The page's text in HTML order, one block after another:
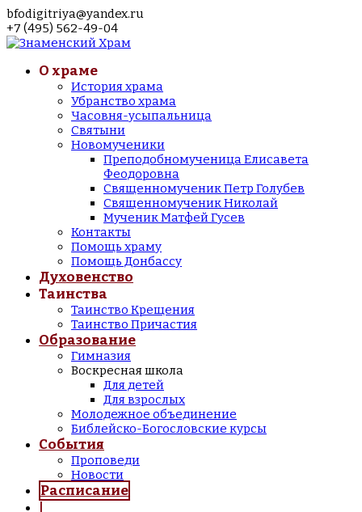
bfodigitriya@yandex.ru
+7 (495) 562-49-04
О храме
История храма
Убранство храма
Часовня-усыпальница
Святыни
Новомученики
Преподобномученица Елисавета
Феодоровна
Священномученик Петр Голубев
Священномученик Николай
Мученик Матфей Гусев
Контакты
Помощь храму
Помощь Донбассу
Духовенство
Таинства
Таинство Крещения
Таинство Причастия
Образование
Гимназия
Воскресная школа
Для детей
Для взрослых
Молодежное объединение
Библейско-Богословские курсы
События
Проповеди
Новости
Расписание